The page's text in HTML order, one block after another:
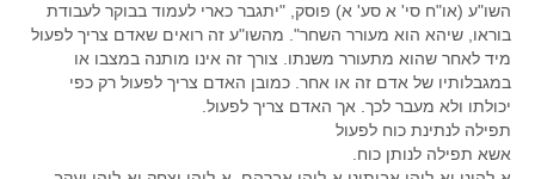
השו"ע (או"ח סי' א סע' א) פוסק, "יתגבר כארי לעמוד בבוקר לעבודת
בוראו, שיהא הוא מעורר השחר". מהשו"ע זה רואים שאדם צריך לפעול
מיד לאחר שהוא מתעורר משנתו. צורך זה אינו מותנה במצבו או
במגבלותיו של אדם זה או אחר. כמובן האדם צריך לפעול רק כפי
יכולתו ולא מעבר לכך. אך האדם צריך לפעול.
תפילה לנתינת כוח לפעול
אשא תפילה לנותן כוח.